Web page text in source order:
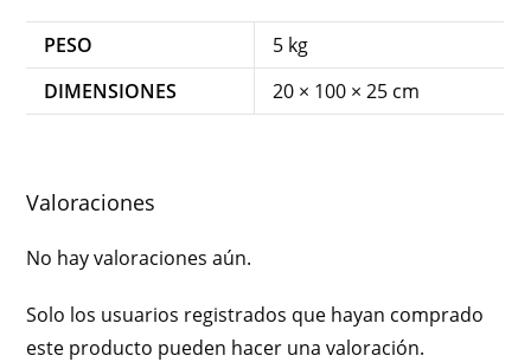
PESO
5 kg
DIMENSIONES
20 × 100 × 25 cm
Valoraciones
No hay valoraciones aún.
Solo los usuarios registrados que hayan comprado
este producto pueden hacer una valoración.